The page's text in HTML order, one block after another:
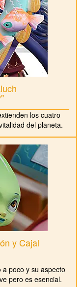
los cuatro
del planeta.
y Cajal
poco y su aspecto
pero es esencial.